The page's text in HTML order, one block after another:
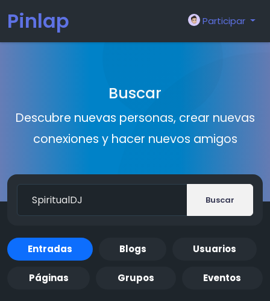
Pinlap Participar
Buscar
Descubre nuevas personas, crear nuevas
conexiones y hacer nuevos amigos
Buscar
Entradas Blogs Usuarios
Páginas Grupos Eventos